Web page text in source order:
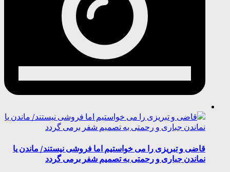
قاضی و تبریزی را می خواستیم اما فروشی نیستند/ ماندن یا
نماندن جباری و رحمتی به تصمیم شفر برمی گردد